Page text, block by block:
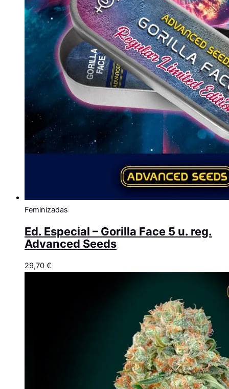
Feminizadas
Ed. Especial – Gorilla Face 5 u. reg.
Advanced Seeds
29,70 €